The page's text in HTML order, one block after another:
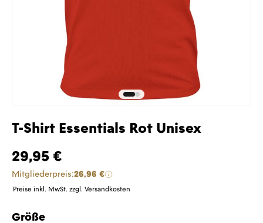
T-Shirt Essentials Rot Unisex
29,95 €
Mitgliederpreis:26,96 €
Preise inkl. MwSt. zzgl. Versandkosten
Größe